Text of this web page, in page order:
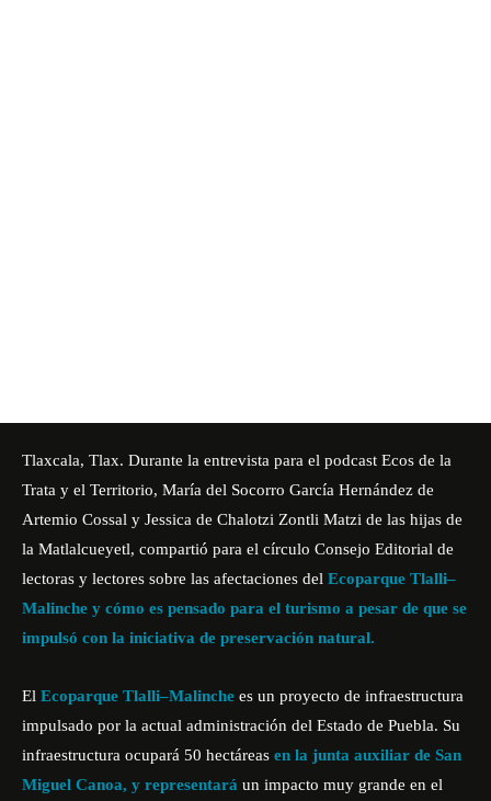
Tlaxcala, Tlax. Durante la entrevista para el podcast Ecos de la
Trata y el Territorio, María del Socorro García Hernández de
Artemio Cossal y Jessica de Chalotzi Zontli Matzi de las hijas de
la Matlalcueyetl, compartió para el círculo Consejo Editorial de
lectoras y lectores sobre las afectaciones del Ecoparque Tlalli–
Malinche y cómo es pensado para el turismo a pesar de que se
impulsó con la iniciativa de preservación natural.
El Ecoparque Tlalli–Malinche es un proyecto de infraestructura
impulsado por la actual administración del Estado de Puebla. Su
infraestructura ocupará 50 hectáreas en la junta auxiliar de San
Miguel Canoa, y representará un impacto muy grande en el